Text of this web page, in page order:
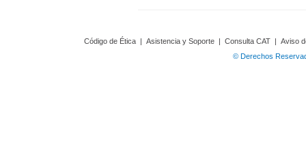
Código de Ética | Asistencia y Soporte | Consulta CAT | Aviso
© Derechos